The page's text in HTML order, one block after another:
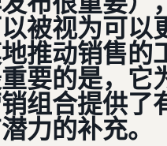
被视为可以
推动销售的
要的是，它
组合提供了
力的补充。